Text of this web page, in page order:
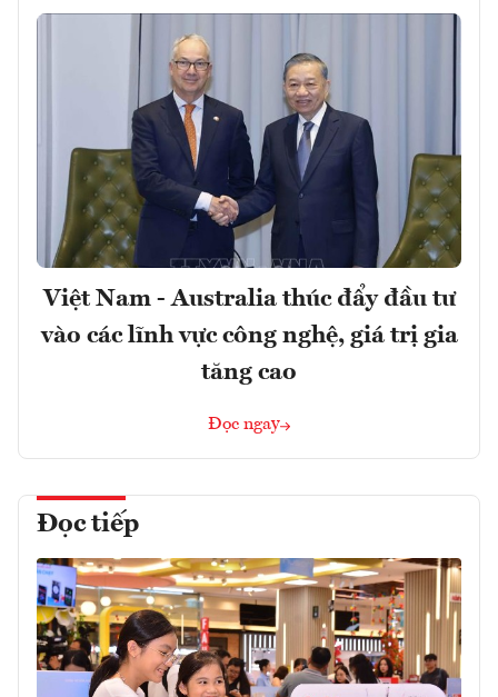
Việt Nam - Australia thúc đẩy đầu tư
vào các lĩnh vực công nghệ, giá trị gia
tăng cao
Đọc ngay
Đọc tiếp